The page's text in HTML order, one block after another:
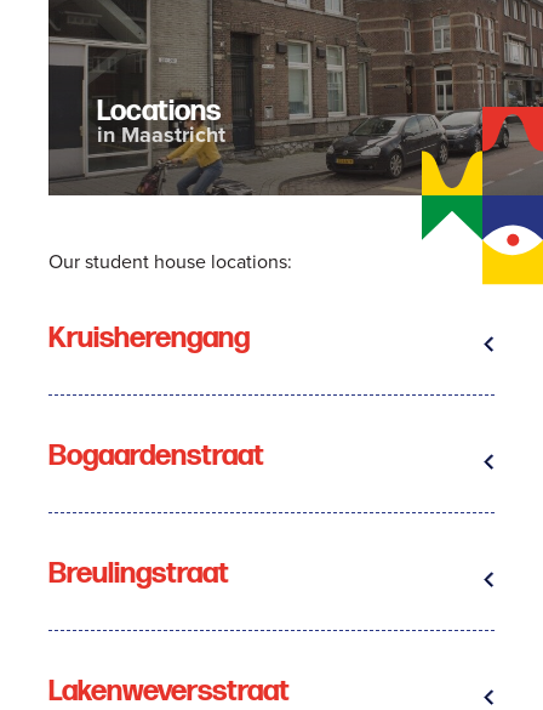
Locations
in Maastricht
Our student house locations:
Kruisherengang
Bogaardenstraat
Breulingstraat
Lakenweversstraat